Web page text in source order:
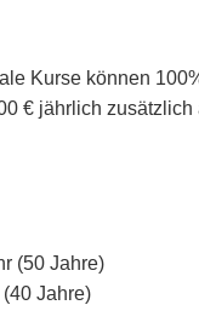
Kurse können
€ jährlich zusätzlich
(50 Jahre)
Jahre)